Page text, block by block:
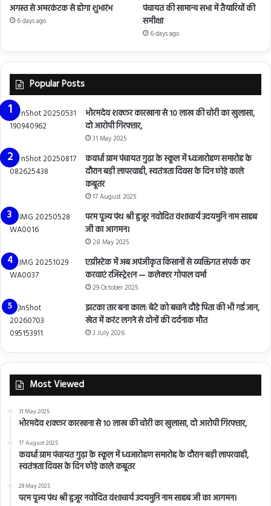
अगस्त से अमरकंटक से होगा शुभारंभ
6 days ago
पंचायत की सामान्य सभा में तैयारियों की
समीक्षा
6 days ago
Popular Posts
भोरमदेव शक्कर कारखाना से 10 लाख की चोरी का खुलासा,
दो आरोपी गिरफ्तार,
31 May 2025
कवर्धा ग्राम पंचायत गुढ़ा के स्कूल में ध्वजारोहण समारोह के
दौरान बड़ी लापरवाही, स्वतंत्रता दिवस के दिन छोड़े काले
कबूतर
17 August 2025
परम पूज्य पंथ श्री हुजूर नवोदित वंशाचार्य उदयमुनि नाम साहब
जी का आगमन।
28 May 2025
एग्रीस्टेक में अब अपंजीकृत किसानों से व्यक्तिगत संपर्क कर
करवाएं रजिस्ट्रेशन — कलेक्टर गोपाल वर्मा
29 October 2025
झटका तार बना काल: बेटे को बचाने दौड़े पिता की भी गई जान,
खेत में करंट लगने से दोनों की दर्दनाक मौत
3 July 2026
Most Viewed
31 May 2025
भोरमदेव शक्कर कारखाना से 10 लाख की चोरी का खुलासा, दो आरोपी गिरफ्तार,
17 August 2025
कवर्धा ग्राम पंचायत गुढ़ा के स्कूल में ध्वजारोहण समारोह के दौरान बड़ी लापरवाही,
स्वतंत्रता दिवस के दिन छोड़े काले कबूतर
28 May 2025
परम पूज्य पंथ श्री हुजूर नवोदित वंशाचार्य उदयमुनि नाम साहब जी का आगमन।